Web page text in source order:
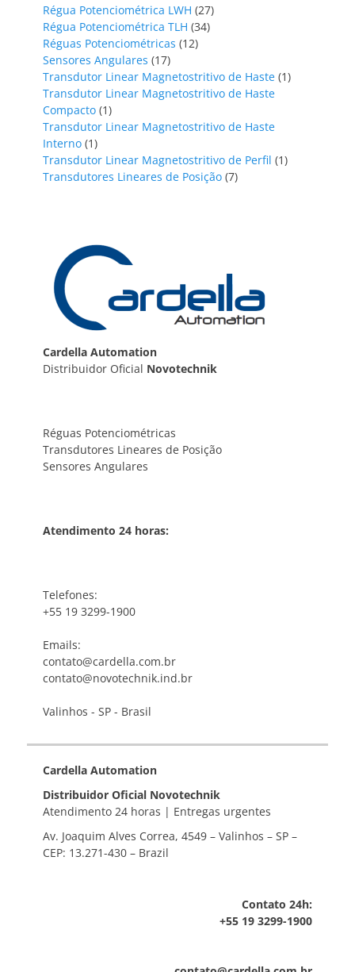
Régua Potenciométrica LWH 2727
Régua Potenciométrica TLH 3434
Réguas Potenciométricas 1212
Sensores Angulares 1717
produtos
Transdutor Linear Magnetostritivo de Haste 11
Transdutor Linear Magnetostritivo de Haste
Compacto 11
produto
Transdutor Linear Magnetostritivo de Haste
Interno 11
produto
Transdutor Linear Magnetostritivo de Perfil 11
Transdutores Lineares de Posição 77
Cardella Automation
Distribuidor Oficial Novotechnik
Réguas Potenciométricas
Transdutores Lineares de Posição
Sensores Angulares
Atendimento 24 horas:
Telefones:
+55 19 3299-1900
Emails:
contato@cardella.com.br
contato@novotechnik.ind.br
Valinhos - SP - Brasil
Cardella Automation
Distribuidor Oficial Novotechnik
Atendimento 24 horas | Entregas urgentes
Av. Joaquim Alves Correa, 4549 – Valinhos – SP –
CEP: 13.271-430 – Brazil
Contato 24h:
+55 19 3299-1900